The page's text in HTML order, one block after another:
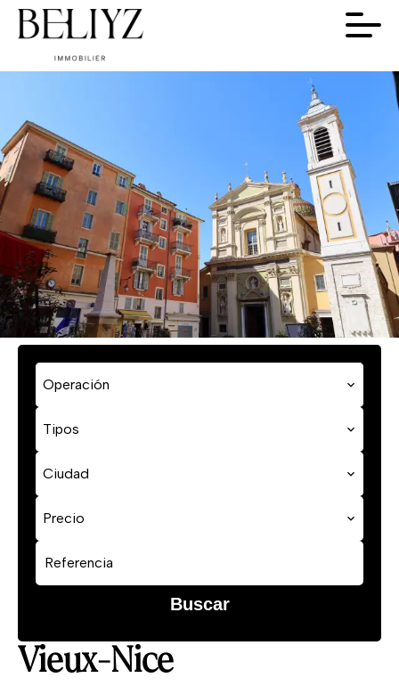
Operación
Tipos
Ciudad
Precio
Buscar
Vieux-Nice